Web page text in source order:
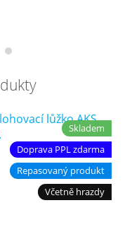
Skladem
Doprava PPL zdarma
Repasovaný produkt
Včetně hrazdy